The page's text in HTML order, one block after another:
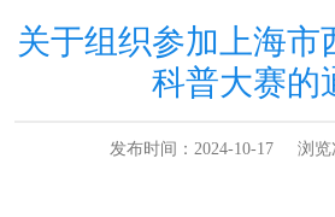
关于组织参加上海市
科普大赛的
发布时间：2024-10-17 浏览